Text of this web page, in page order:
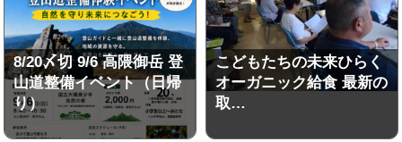
8/20〆切 9/6 高隈御岳 登
山道整備イベント（日帰
り）
こどもたちの未来ひらく
オーガニック給食 最新の
取…